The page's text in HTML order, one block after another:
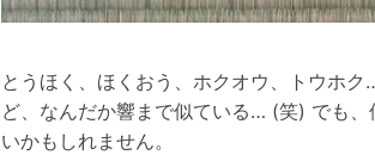
とうほく、ほくおう、ホクオウ、トウホ
ど、なんだか響まで似ている… (笑) でも
いかもしれません。